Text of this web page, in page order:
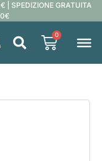
| SPEDIZIONE GRATUITA
0